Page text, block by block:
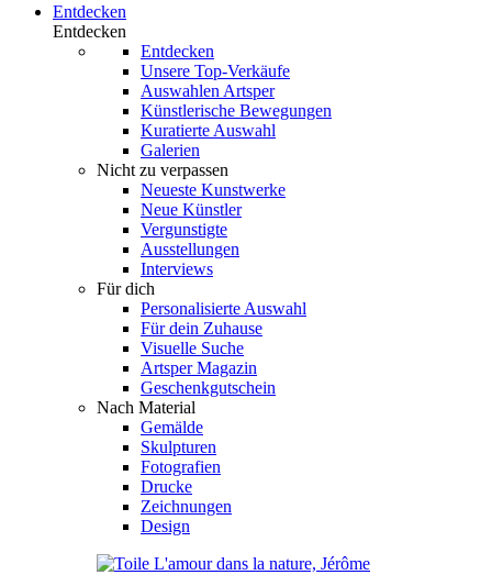
Entdecken
Entdecken
Entdecken
Unsere Top-Verkäufe
Auswahlen Artsper
Künstlerische Bewegungen
Kuratierte Auswahl
Galerien
Nicht zu verpassen
Neueste Kunstwerke
Neue Künstler
Vergunstigte
Ausstellungen
Interviews
Für dich
Personalisierte Auswahl
Für dein Zuhause
Visuelle Suche
Artsper Magazin
Geschenkgutschein
Nach Material
Gemälde
Skulpturen
Fotografien
Drucke
Zeichnungen
Design